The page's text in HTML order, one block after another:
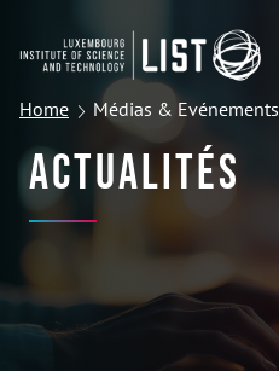
Home Médias & Evénements
Actualités